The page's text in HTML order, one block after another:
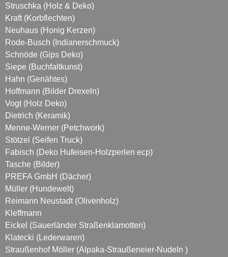
Struschka (Holz & Deko)
Kraft (Korbflechten)
Neuhaus (Honig Kerzen)
Rode-Busch (Indianerschmuck)
Schnöde (Gips Deko)
Siepe (Buchfaltkunst)
Hahn (Genähtes)
Hoffmann (Bilder Drexeln)
Vogt (Holz Deko)
Dietrich (Keramik)
Menne-Werner (Petchwork)
Stötzel (Seifen Truck)
Fabisch (Deko Hufeisen-Holzperlen ecp)
Tasche (Bilder)
PREFA GmbH (Dächer)
Müller (Hundewelt)
Reimann Neustadt (Olivenholz)
Kleffmann
Eickel (Sauerländer Straßenklamotten)
Klatecki (Lederwaren)
Straußenhof Möller (Alpaka-Straußeneier-Nudeln )